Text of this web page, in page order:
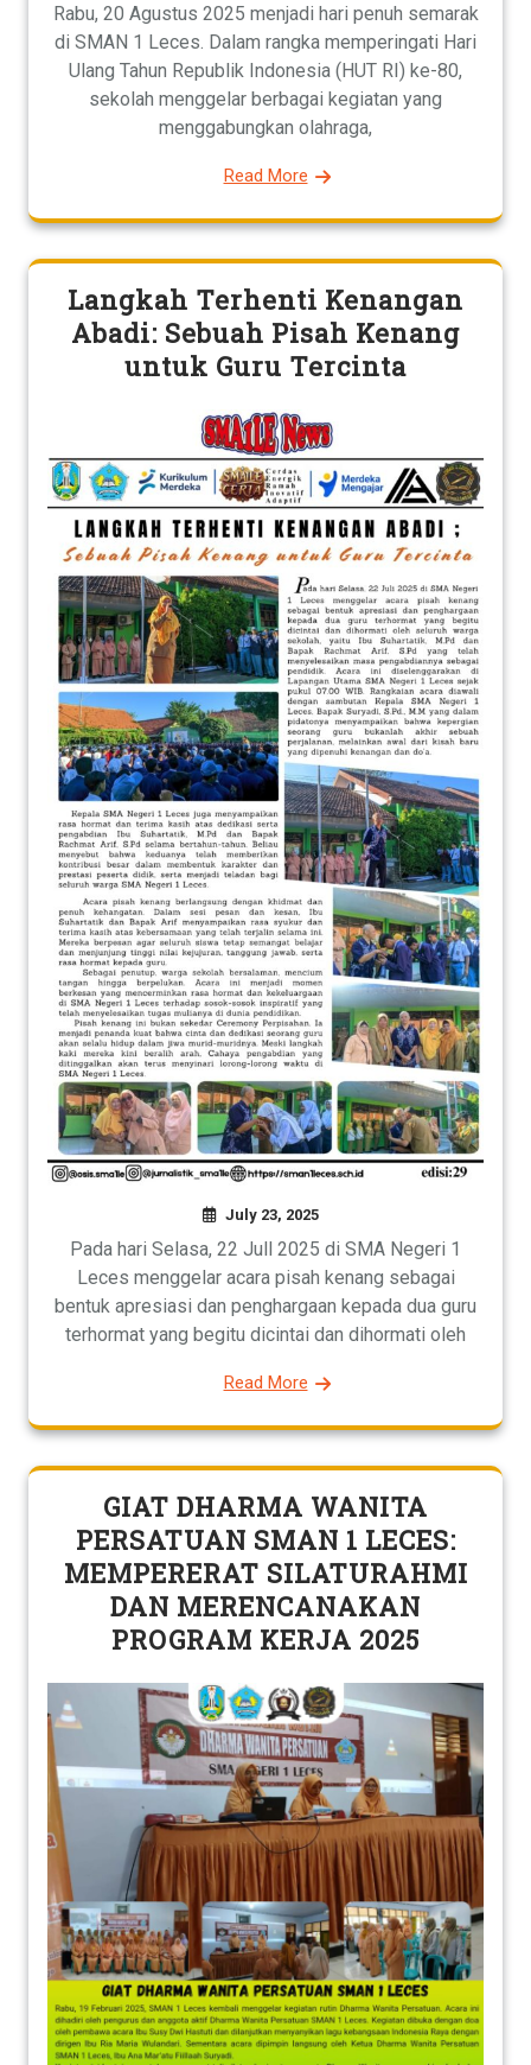
Rabu, 20 Agustus 2025 menjadi hari penuh semarak
di SMAN 1 Leces. Dalam rangka memperingati Hari
Ulang Tahun Republik Indonesia (HUT RI) ke-80,
sekolah menggelar berbagai kegiatan yang
menggabungkan olahraga,
Read More
Langkah Terhenti Kenangan
Abadi: Sebuah Pisah Kenang
untuk Guru Tercinta
July 23, 2025
Pada hari Selasa, 22 Jull 2025 di SMA Negeri 1
Leces menggelar acara pisah kenang sebagai
bentuk apresiasi dan penghargaan kepada dua guru
terhormat yang begitu dicintai dan dihormati oleh
Read More
GIAT DHARMA WANITA
PERSATUAN SMAN 1 LECES:
MEMPERERAT SILATURAHMI
DAN MERENCANAKAN
PROGRAM KERJA 2025